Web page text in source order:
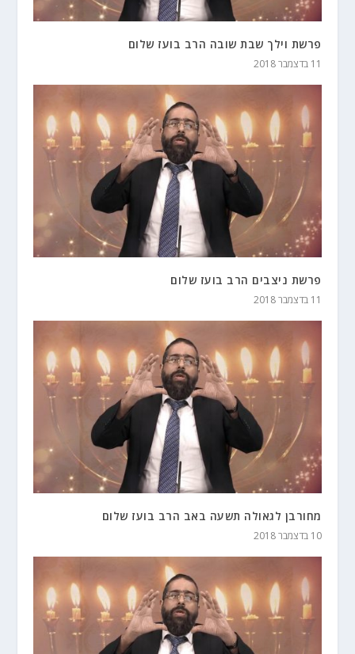
פרשת וילך שבת שובה הרב בועז שלום
11 בדצמבר 2018
פרשת ניצבים הרב בועז שלום
11 בדצמבר 2018
מחורבן לגאולה תשעה באב הרב בועז שלום
10 בדצמבר 2018